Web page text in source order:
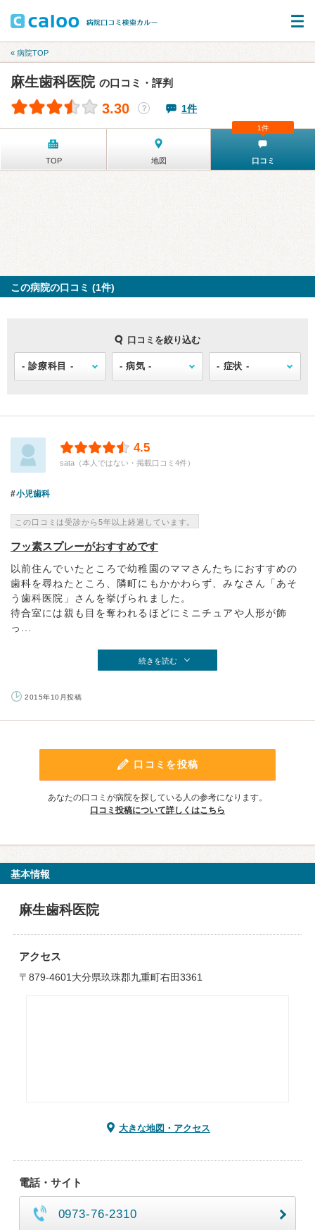
« 病院TOP
麻生歯科医院 の口コミ・評判
3.30 ？ 1件
TOP 地図 口コミ
1件
この病院の口コミ (1件)
口コミを絞り込む
4.5
sata（本人ではない・掲載口コミ4件）
小児歯科
この口コミは受診から5年以上経過しています。
フッ素スプレーがおすすめです
以前住んでいたところで幼稚園のママさんたちにおすすめの
歯科を尋ねたところ、隣町にもかかわらず、みなさん「あそ
う歯科医院」さんを挙げられました。
待合室には親も目を奪われるほどにミニチュアや人形が飾
っ...
続きを読む
2015年10月投稿
口コミを投稿
あなたの口コミが病院を探している人の参考になります。
口コミ投稿について詳しくはこちら
基本情報
麻生歯科医院
アクセス
〒879-4601大分県玖珠郡九重町右田3361
大きな地図・アクセス
電話・サイト
0973-76-2310